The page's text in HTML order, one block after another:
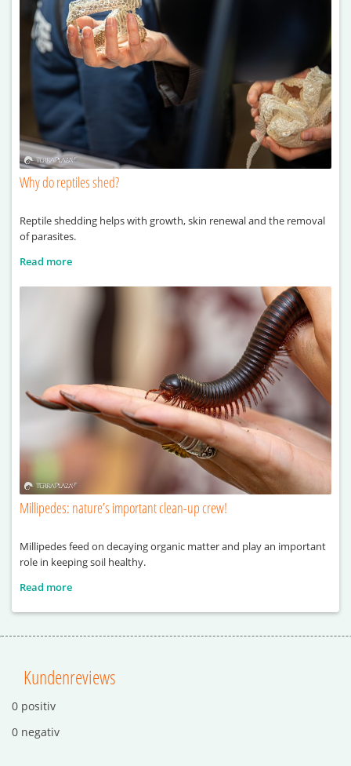
Why do reptiles shed?
Reptile shedding helps with growth, skin renewal and the removal
of parasites.
Read more
Millipedes: nature’s important clean-up crew!
Millipedes feed on decaying organic matter and play an important
role in keeping soil healthy.
Read more
Kundenreviews
0 positiv
0 negativ